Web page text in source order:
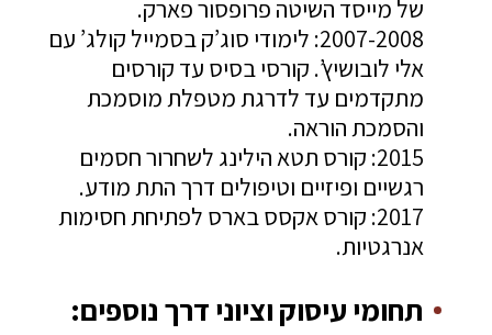
של מייסד השיטה פרופסור פארק.
2007-2008: לימודי סוג’ק בסמייל קולג’ עם
אלי לובושיץ’. קורסי בסיס עד קורסים
מתקדמים עד לדרגת מטפלת מוסמכת
והסמכת הוראה.
2015: קורס תטא הילינג לשחרור חסמים
רגשיים ופיזיים וטיפולים דרך התת מודע.
2017: קורס אקסס בארס לפתיחת חסימות
אנרגטיות.
תחומי עיסוק וציוני דרך נוספים: